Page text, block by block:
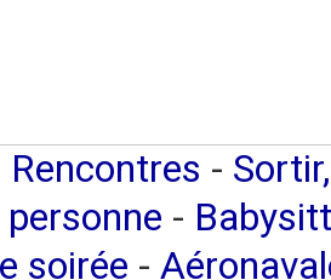
Rencontres -
-
soirée -